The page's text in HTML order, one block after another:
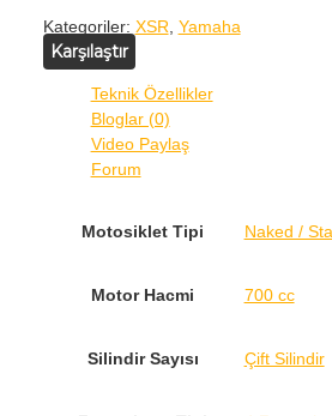
Kategoriler: XSR Yamaha
Karşılaştır
Teknik Özellikler
Bloglar (0)
Video Paylaş
Forum
Motosiklet Tipi Naked /
Motor Hacmi 700 cc
Silindir Sayısı Çift Silindir